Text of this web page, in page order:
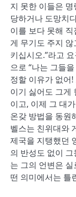
지 못한 이들은
당하거나 도망치
이를 보다 못해
게 무기도 주지
키십시오.”라고
으로 “나는 그들
정할 이유가 없어
이기 싫어도 그게
이고, 이제 그 대
온갖 방법을 동원
벨스는 친위대와
제국을 지탱했던
의 반성도 없이
는 그의 언변은
떤 의미에서는 틀